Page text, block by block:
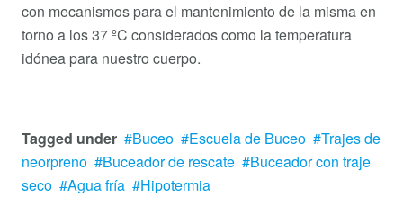
con mecanismos para el mantenimiento de la misma en
torno a los 37 ºC considerados como la temperatura
idónea para nuestro cuerpo.
Tagged under Buceo Escuela de Buceo
Trajes de
neorpreno
Buceador de rescate
Buceador con traje
seco
Agua fría
Hipotermia